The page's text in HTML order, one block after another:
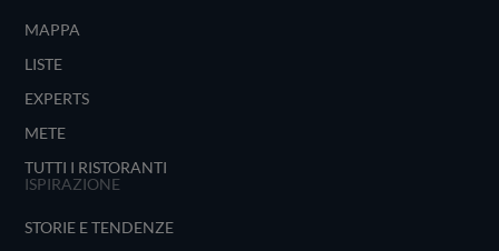
MAPPA
LISTE
EXPERTS
METE
TUTTI I RISTORANTI
ISPIRAZIONE
STORIE E TENDENZE